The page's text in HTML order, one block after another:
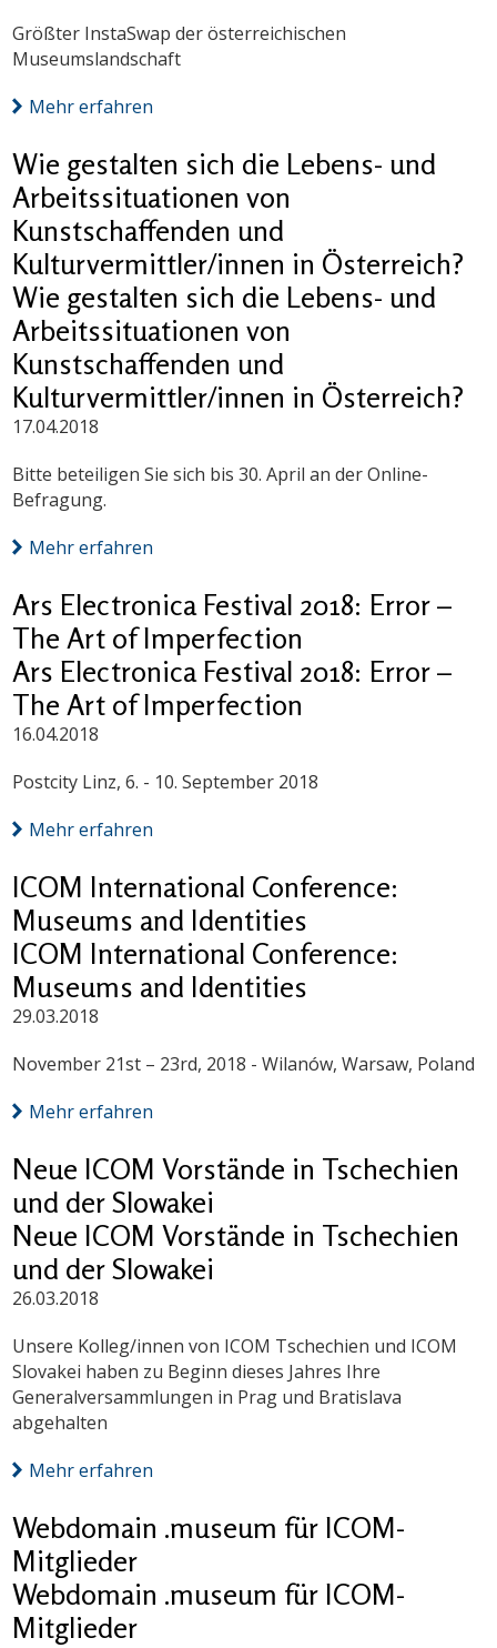
Größter InstaSwap der österreichischen
Museumslandschaft
Mehr erfahren
Wie gestalten sich die Lebens- und
Arbeitssituationen von
Kunstschaffenden und
Kulturvermittler/innen in Österreich?
Wie gestalten sich die Lebens- und
Arbeitssituationen von
Kunstschaffenden und
Kulturvermittler/innen in Österreich?
17.04.2018
Bitte beteiligen Sie sich bis 30. April an der Online-
Befragung.
Mehr erfahren
Ars Electronica Festival 2018: Error –
The Art of Imperfection
Ars Electronica Festival 2018: Error –
The Art of Imperfection
16.04.2018
Postcity Linz, 6. - 10. September 2018
Mehr erfahren
ICOM International Conference:
Museums and Identities
ICOM International Conference:
Museums and Identities
29.03.2018
November 21st – 23rd, 2018 - Wilanów, Warsaw, Poland
Mehr erfahren
Neue ICOM Vorstände in Tschechien
und der Slowakei
Neue ICOM Vorstände in Tschechien
und der Slowakei
26.03.2018
Unsere Kolleg/innen von ICOM Tschechien und ICOM
Slovakei haben zu Beginn dieses Jahres Ihre
Generalversammlungen in Prag und Bratislava
abgehalten
Mehr erfahren
Webdomain .museum für ICOM-
Mitglieder
Webdomain .museum für ICOM-
Mitglieder